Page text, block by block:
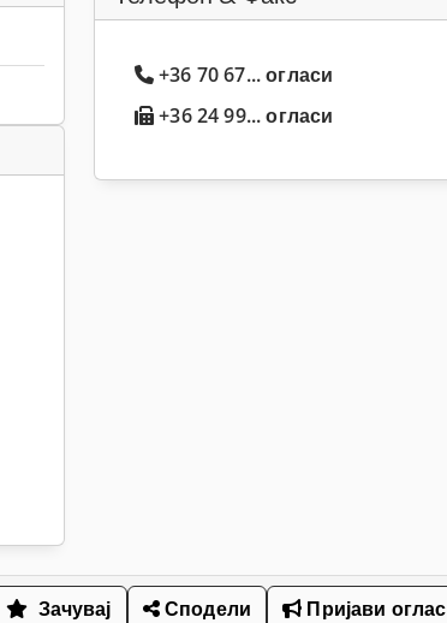
+36 70 67... огласи
+36 24 99... огласи
Зачувај Сподели Пријави оглас